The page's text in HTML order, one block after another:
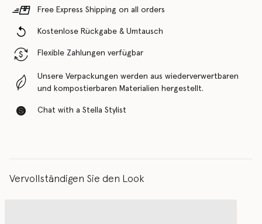
Free Express Shipping on all orders
Kostenlose Rückgabe & Umtausch
Flexible Zahlungen verfügbar
Unsere Verpackungen werden aus wiederverwertbaren
und kompostierbaren Materialien hergestellt.
Chat with a Stella Stylist
Vervollständigen Sie den Look